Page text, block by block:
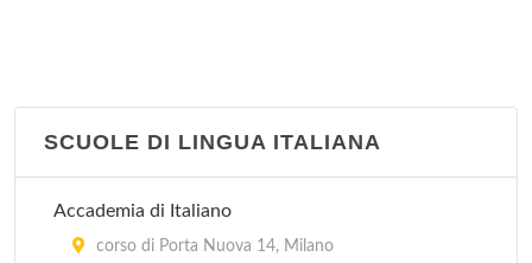
Feltrinelli Libri e Musica - Piemonte
Hoepli
SCUOLE DI LINGUA ITALIANA
Accademia di Italiano
corso di Porta Nuova 14, Milano